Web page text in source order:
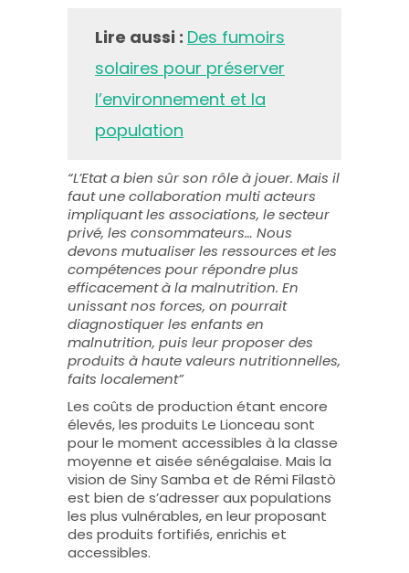
Lire aussi : Des fumoirs
solaires pour préserver
l’environnement et la
population
“L’Etat a bien sûr son rôle à jouer. Mais il
faut une collaboration multi acteurs
impliquant les associations, le secteur
privé, les consommateurs… Nous
devons mutualiser les ressources et les
compétences pour répondre plus
efficacement à la malnutrition. En
unissant nos forces, on pourrait
diagnostiquer les enfants en
malnutrition, puis leur proposer des
produits à haute valeurs nutritionnelles,
faits localement”
Les coûts de production étant encore
élevés, les produits Le Lionceau sont
pour le moment accessibles à la classe
moyenne et aisée sénégalaise. Mais la
vision de Siny Samba et de Rémi Filastò
est bien de s’adresser aux populations
les plus vulnérables, en leur proposant
des produits fortifiés, enrichis et
accessibles.